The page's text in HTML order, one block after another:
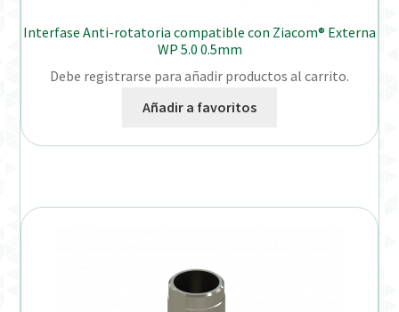
Interfase Anti-rotatoria compatible con Ziacom® Externa
WP 5.0 0.5mm
Debe registrarse para añadir productos al carrito.
Añadir a favoritos